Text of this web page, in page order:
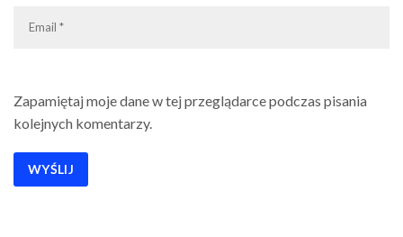
Zapamiętaj moje dane w tej przeglądarce podczas pisania
kolejnych komentarzy.